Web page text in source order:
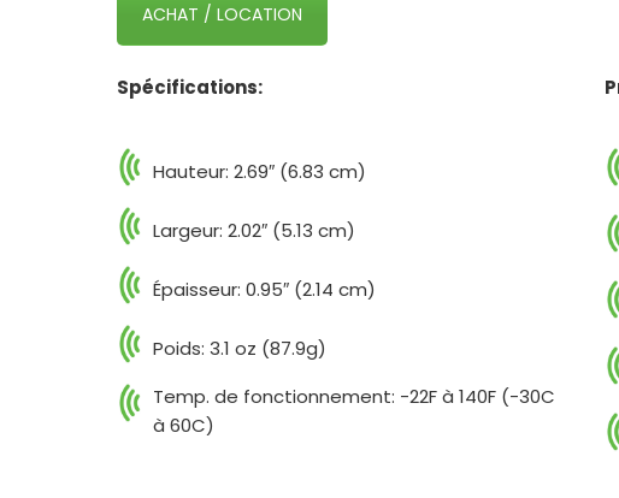
ACHAT / LOCATION
Spécifications:
Hauteur: 2.69″ (6.83 cm)
Largeur: 2.02″ (5.13 cm)
Épaisseur: 0.95″ (2.14 cm)
Poids: 3.1 oz (87.9g)
Temp. de fonctionnement: -22F à 140F (-30C
à 60C)